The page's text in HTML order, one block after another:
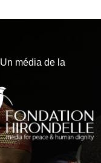
Un média de la